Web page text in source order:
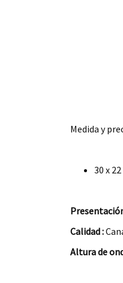
Medida y
30 x
Calidad :
Altura de